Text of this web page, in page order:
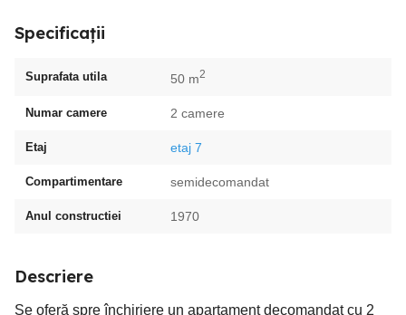
Specificații
Suprafata utila 50 m2
Numar camere 2 camere
Etaj etaj 7
Compartimentare semidecomandat
Anul constructiei 1970
Descriere
Se oferă spre închiriere un apartament decomandat cu 2